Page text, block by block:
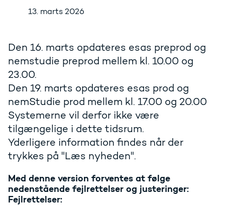
13. marts 2026
Den 16. marts opdateres esas preprod og
nemstudie preprod mellem kl. 10.00 og
23.00.
Den 19. marts opdateres esas prod og
nemStudie prod mellem kl. 17.00 og 20.00
Systemerne vil derfor ikke være
tilgængelige i dette tidsrum.
Yderligere information findes når der
Med denne version forventes at følge
nedenstående fejlrettelser og justeringer:
Fejlrettelser: